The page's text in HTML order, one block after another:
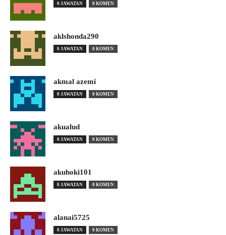
0 JAWATAN 0 KOMEN
aklshonda290
0 JAWATAN 0 KOMEN
akmal azemi
0 JAWATAN 0 KOMEN
akualud
0 JAWATAN 0 KOMEN
akuhoki101
0 JAWATAN 0 KOMEN
alanai5725
0 JAWATAN 0 KOMEN